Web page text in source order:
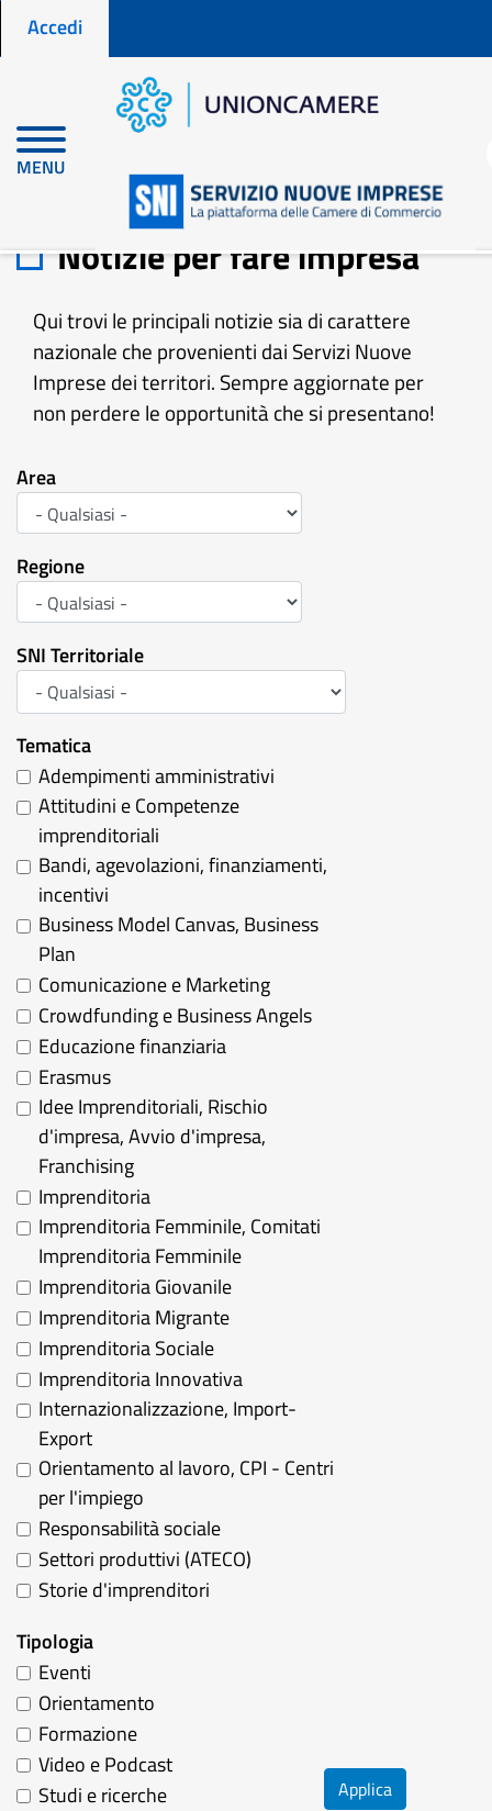
principale
Menu profilo utente
Accedi
MENU
Home Notizie per fare impresa
Notizie per fare impresa
Qui trovi le principali notizie sia di carattere
nazionale che provenienti dai Servizi Nuove
Imprese dei territori. Sempre aggiornate per
non perdere le opportunità che si presentano!
Area
Regione
SNI Territoriale
Tematica
Adempimenti amministrativi
Attitudini e Competenze
imprenditoriali
Bandi, agevolazioni, finanziamenti,
incentivi
Business Model Canvas, Business
Plan
Comunicazione e Marketing
Crowdfunding e Business Angels
Educazione finanziaria
Erasmus
Idee Imprenditoriali, Rischio
d'impresa, Avvio d'impresa,
Franchising
Imprenditoria
Imprenditoria Femminile, Comitati
Imprenditoria Femminile
Imprenditoria Giovanile
Imprenditoria Migrante
Imprenditoria Sociale
Imprenditoria Innovativa
Internazionalizzazione, Import-
Export
Orientamento al lavoro, CPI - Centri
per l'impiego
Responsabilità sociale
Settori produttivi (ATECO)
Storie d'imprenditori
Tipologia
Eventi
Orientamento
Formazione
Video e Podcast
Studi e ricerche
Applica